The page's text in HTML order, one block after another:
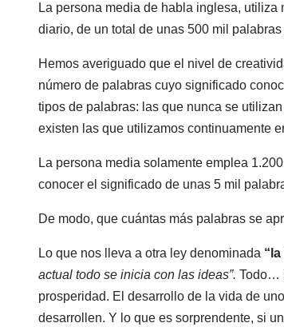
La persona media de habla inglesa,
diario, de un total de unas 500 mil
Hemos averiguado que el nivel de
número de palabras cuyo significado
tipos de palabras: las que nunca se
existen las que utilizamos continuamente
La persona media solamente emplea
conocer el significado de unas 5 mil
De modo, que cuántas más palabras se
Lo que nos lleva a otra ley denominada
actual todo se inicia con las ideas”. Todo…
prosperidad. El desarrollo de la vida de
desarrollen. Y lo que es sorprendente, si